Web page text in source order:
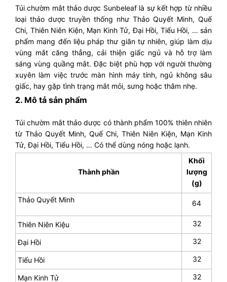
Túi chườm mắt thảo dược Sunbeleaf là sự kết hợp từ nhiều
loại thảo dược truyền thống như Thảo Quyết Minh, Quế
Chi, Thiên Niên Kiện, Mạn Kinh Tử, Đại Hồi, Tiểu Hồi, … sản
phẩm mang đến liệu pháp thư giãn tự nhiên, giúp làm dịu
vùng mắt căng thẳng, cải thiện giấc ngủ và hỗ trợ làm
sáng vùng quầng mắt. Đặc biệt phù hợp với người thường
xuyên làm việc trước màn hình máy tính, ngủ không sâu
giấc, hay gặp tình trạng mắt mỏi, sưng hoặc thâm nhẹ.
2. Mô tả sản phẩm
Túi chườm mắt thảo dược có thành phẩm 100% thiên nhiên
từ Thảo Quyết Minh, Quế Chi, Thiên Niên Kiện, Mạn Kinh
Tử, Đại Hồi, Tiểu Hồi, … Có thể dùng nóng hoặc lạnh.
Thành phần
Khối
lượng
(g)
Thảo Quyết Minh
64
Thiên Niên Kiệu 32
Đại Hồi 32
Tiểu Hồi 32
Mạn Kinh Tử 32